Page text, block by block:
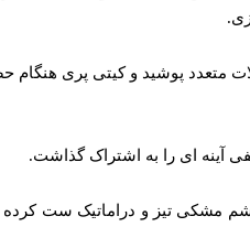
متعدد پوشید و کیتی پری هنگام
آینه ای را به اشتراک گذاشت.
چشم مشکی تیز و دراماتیک ست کرده